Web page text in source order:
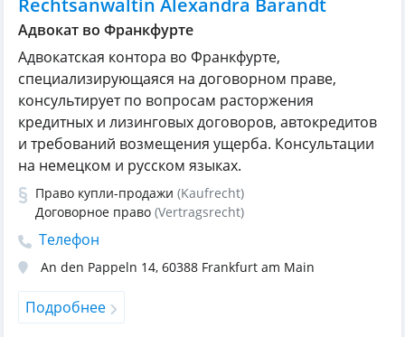
Rechtsanwältin Alexandra Barandt
Адвокат во Франкфурте
Адвокатская контора во Франкфурте,
специализирующаяся на договорном праве,
консультирует по вопросам расторжения
кредитных и лизинговых договоров, автокредитов
и требований возмещения ущерба. Консультации
на немецком и русском языках.
Право купли-продажи (Kaufrecht)
Договорное право (Vertragsrecht)
Телефон
An den Pappeln 14, 60388 Frankfurt am Main
Подробнее